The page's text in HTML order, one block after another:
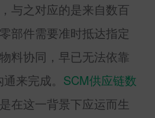
与之对应的是来自数百
部件需要准时抵达指定
料协同，早已无法依靠
来完成。 SCM供应链数
在这一背景下应运而生